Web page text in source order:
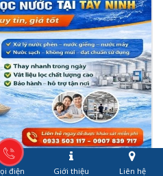
điện Giới thiệu Liên hệ